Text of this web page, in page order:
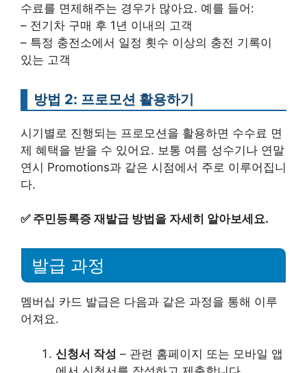
수료를 면제해주는 경우가 많아요. 예를 들어:
– 전기차 구매 후 1년 이내의 고객
– 특정 충전소에서 일정 횟수 이상의 충전 기록이
있는 고객
방법 2: 프로모션 활용하기
시기별로 진행되는 프로모션을 활용하면 수수료 면
제 혜택을 받을 수 있어요. 보통 여름 성수기나 연말
연시 Promotions과 같은 시점에서 주로 이루어집니
다.
✅ 주민등록증 재발급 방법을 자세히 알아보세요.
발급 과정
멤버십 카드 발급은 다음과 같은 과정을 통해 이루
어져요.
신청서 작성 – 관련 홈페이지 또는 모바일 앱